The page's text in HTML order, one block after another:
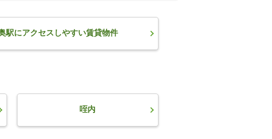
駅にアクセスしやすい賃貸物件
咥内